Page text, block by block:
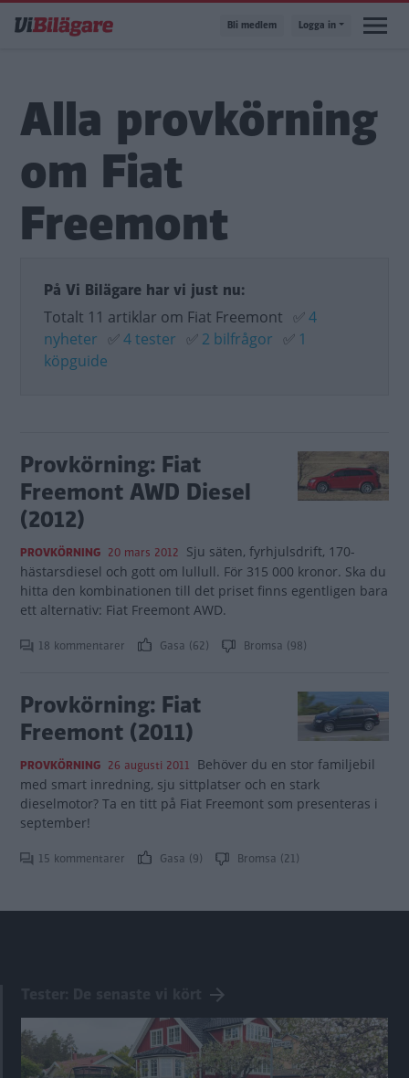
till
Bli medlem Logga in
Alla provkörning
om Fiat
Freemont
På Vi Bilägare har vi just nu:
Totalt 11 artiklar om Fiat Freemont ✅4
nyheter ✅4 tester ✅ 2 bilfrågor ✅ 1
köpguide
Provkörning: Fiat
Freemont AWD Diesel
(2012)
PROVKÖRNING 20 mars 2012 Sju säten, fyrhjulsdrift, 170-
hästarsdiesel och gott om lullull. För 315 000 kronor. Ska du
hitta den kombinationen till det priset finns egentligen bara
ett alternativ: Fiat Freemont AWD.
18 kommentarer Gasa (62) Bromsa (98)
Provkörning: Fiat
Freemont (2011)
PROVKÖRNING 26 augusti 2011 Behöver du en stor familjebil
med smart inredning, sju sittplatser och en stark
dieselmotor? Ta en titt på Fiat Freemont som presenteras i
september!
15 kommentarer Gasa (9) Bromsa (21)